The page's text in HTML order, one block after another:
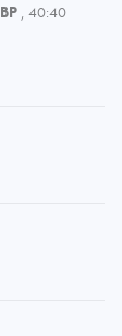
BP , 40:40